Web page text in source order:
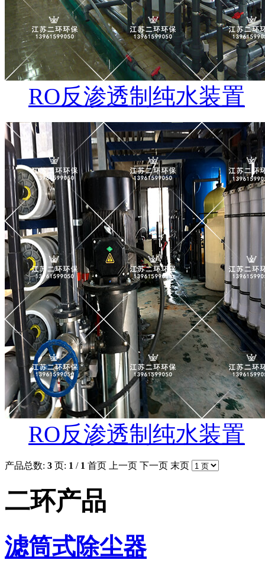
RO反渗透制纯水装置
RO反渗透制纯水装置
产品总数: 3 页: 1 / 1 首页 上一页 下一页 末页
二环产品
滤筒式除尘器